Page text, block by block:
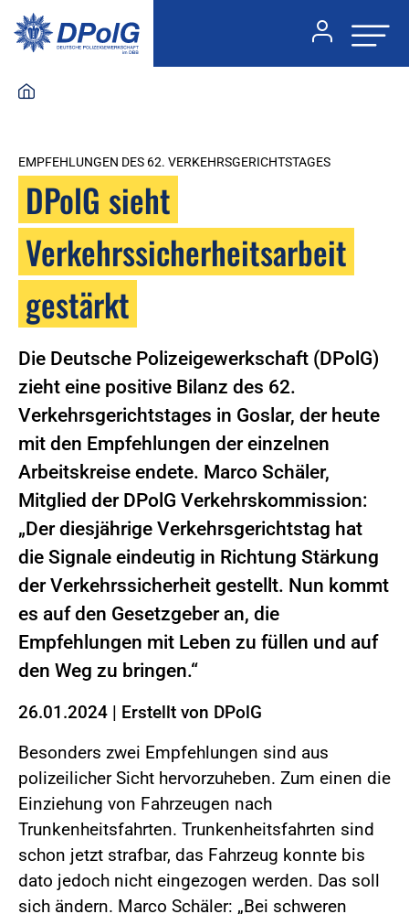
EMPFEHLUNGEN DES 62. VERKEHRSGERICHTSTAGES
DPolG sieht
Verkehrssicherheitsarbeit
gestärkt
Die Deutsche Polizeigewerkschaft (DPolG)
zieht eine positive Bilanz des 62.
Verkehrsgerichtstages in Goslar, der heute
mit den Empfehlungen der einzelnen
Arbeitskreise endete. Marco Schäler,
Mitglied der DPolG Verkehrskommission:
„Der diesjährige Verkehrsgerichtstag hat
die Signale eindeutig in Richtung Stärkung
der Verkehrssicherheit gestellt. Nun kommt
es auf den Gesetzgeber an, die
Empfehlungen mit Leben zu füllen und auf
den Weg zu bringen.“
26.01.2024 | Erstellt von DPolG
Besonders zwei Empfehlungen sind aus
polizeilicher Sicht hervorzuheben. Zum einen die
Einziehung von Fahrzeugen nach
Trunkenheitsfahrten. Trunkenheitsfahrten sind
schon jetzt strafbar, das Fahrzeug konnte bis
dato jedoch nicht eingezogen werden. Das soll
sich ändern. Marco Schäler: „Bei schweren